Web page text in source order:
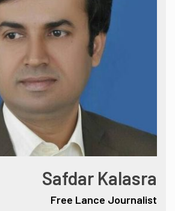
Safdar Kalasra
Free Lance Journalist